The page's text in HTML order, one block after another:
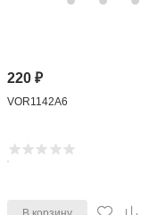
220₽
VOR1142A6